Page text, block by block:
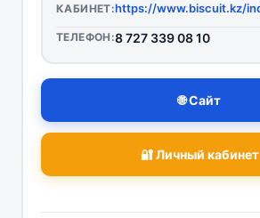
КАБИНЕТ:
ТЕЛЕФОН:8 727 339 08 10
🌐 Сайт
🔐 Личный кабинет